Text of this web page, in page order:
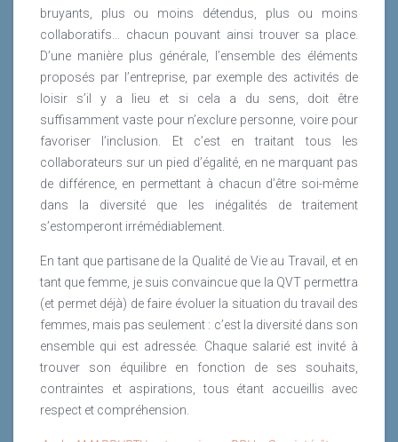
bruyants, plus ou moins détendus, plus ou moins
collaboratifs… chacun pouvant ainsi trouver sa place.
D’une manière plus générale, l’ensemble des éléments
proposés par l’entreprise, par exemple des activités de
loisir s’il y a lieu et si cela a du sens, doit être
suffisamment vaste pour n’exclure personne, voire pour
favoriser l’inclusion. Et c’est en traitant tous les
collaborateurs sur un pied d’égalité, en ne marquant pas
de différence, en permettant à chacun d’être soi-même
dans la diversité que les inégalités de traitement
s’estomperont irrémédiablement.
En tant que partisane de la Qualité de Vie au Travail, et en
tant que femme, je suis convaincue que la QVT permettra
(et permet déjà) de faire évoluer la situation du travail des
femmes, mais pas seulement : c’est la diversité dans son
ensemble qui est adressée. Chaque salarié est invité à
trouver son équilibre en fonction de ses souhaits,
contraintes et aspirations, tous étant accueillis avec
respect et compréhension.